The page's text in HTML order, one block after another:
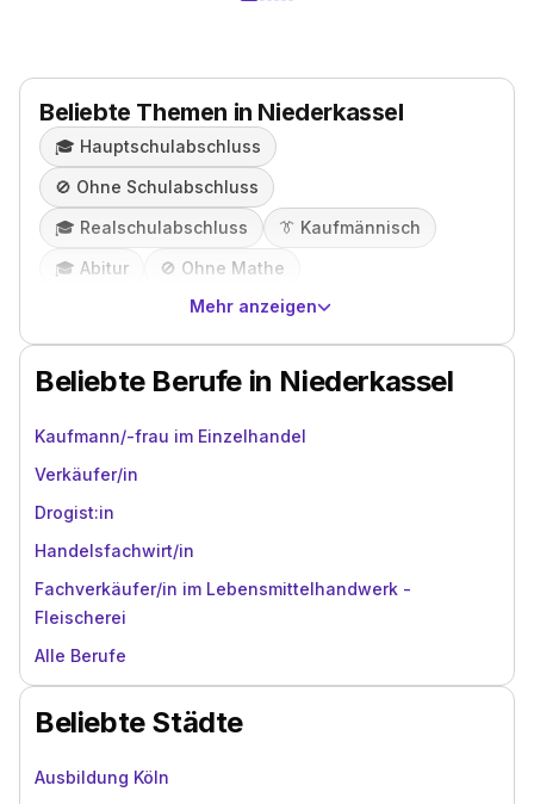
Beliebte Themen in Niederkassel
🎓️ Hauptschulabschluss
🚫 Ohne Schulabschluss
🎓️ Realschulabschluss 👔 Kaufmännisch
🎓️ Abitur 🚫 Ohne Mathe
Mehr anzeigen
Beliebte Berufe in Niederkassel
Kaufmann/-frau im Einzelhandel
Verkäufer/in
Drogist:in
Handelsfachwirt/in
Fachverkäufer/in im Lebensmittelhandwerk -
Fleischerei
Alle Berufe
Beliebte Städte
Ausbildung Köln